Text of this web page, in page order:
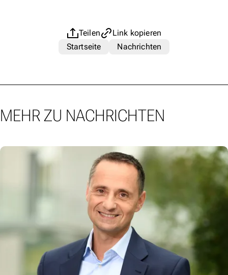
Teilen
Link kopieren
Startseite
Nachrichten
MEHR ZU NACHRICHTEN